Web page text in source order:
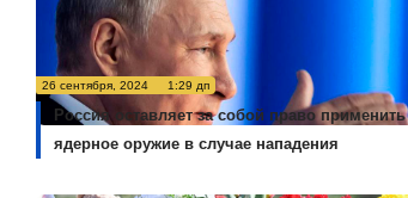
26 сентября, 2024 1:29 дп
Россия оставляет за собой право применить
ядерное оружие в случае нападения